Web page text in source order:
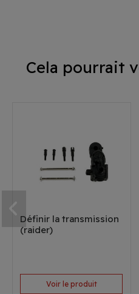
Cela pourrait
Définir la transmission
(raider)
Voir le produit